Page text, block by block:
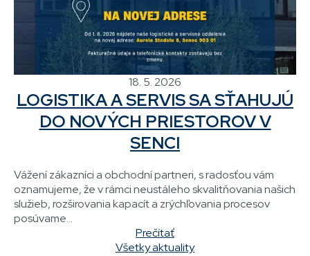
18. 5. 2026
LOGISTIKA A SERVIS SA SŤAHUJÚ
DO NOVÝCH PRIESTOROV V
SENCI
Vážení zákazníci a obchodní partneri, s radosťou vám
oznamujeme, že v rámci neustáleho skvalitňovania našich
služieb, rozširovania kapacít a zrýchľovania procesov
posúvame...
Prečítať
Všetky aktuality